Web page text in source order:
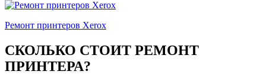
Ремонт принтеров Xerox
СКОЛЬКО СТОИТ РЕМОНТ
ПРИНТЕРА?